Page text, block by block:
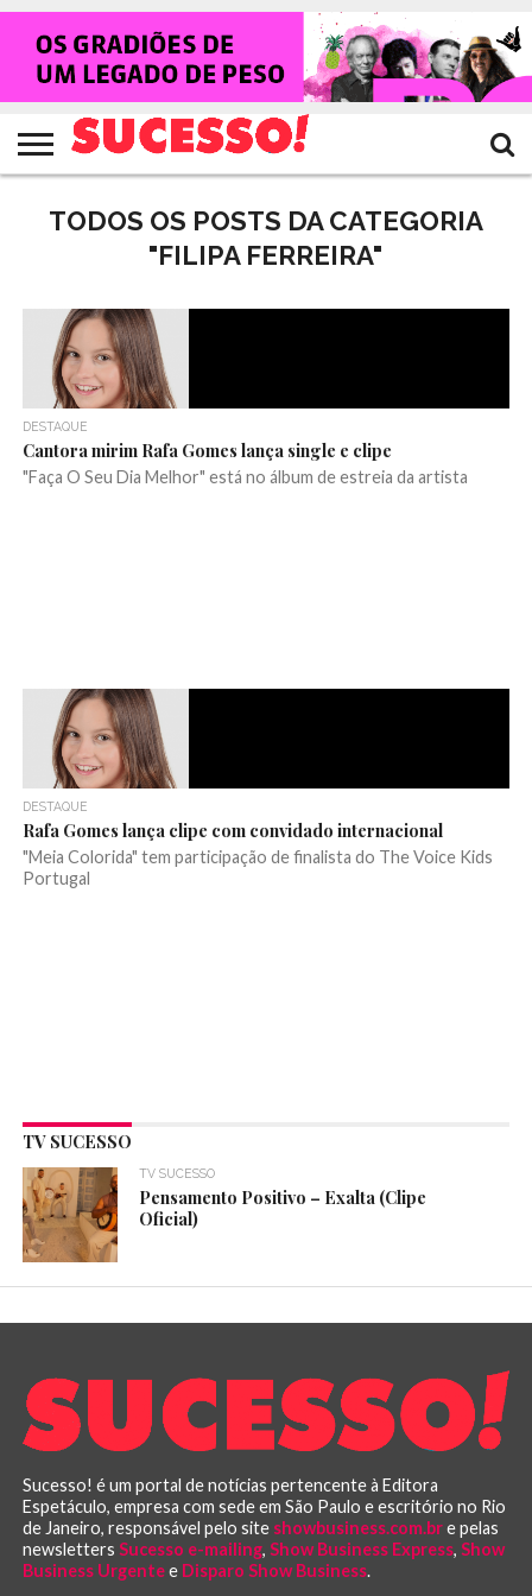
HOME
NOTÍCIAS
SHOWS
ENTREVISTAS
CLIQUES
RANKING
CROWLEY
TV
SUCESSO!
REVISTA
SUCESSO!
TODOS OS POSTS DA CATEGORIA
"FILIPA FERREIRA"
DESTAQUE
Cantora mirim Rafa Gomes lança single e clipe
"Faça O Seu Dia Melhor" está no álbum de estreia da artista
DESTAQUE
Rafa Gomes lança clipe com convidado internacional
"Meia Colorida" tem participação de finalista do The Voice Kids
Portugal
TV SUCESSO
TV SUCESSO
Pensamento Positivo – Exalta (Clipe
Oficial)
Sucesso! é um portal de notícias pertencente à Editora
Espetáculo, empresa com sede em São Paulo e escritório no Rio
de Janeiro, responsável pelo site showbusiness.com.bre pelas
newsletters Sucesso e-mailing, Show Business Express, Show
Business Urgentee Disparo Show Business.